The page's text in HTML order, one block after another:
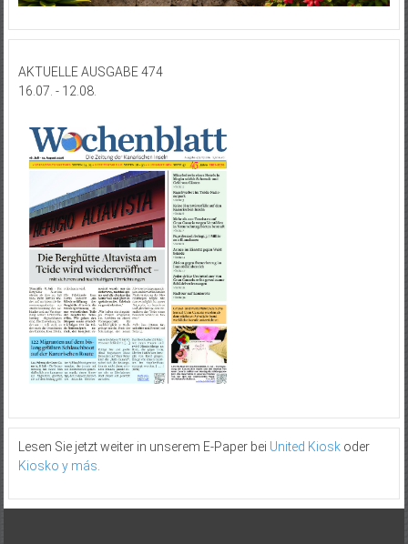
AKTUELLE AUSGABE 474
16.07. - 12.08.
Lesen Sie jetzt weiter in unserem E-Paper bei United Kioskoder
Kiosko y más